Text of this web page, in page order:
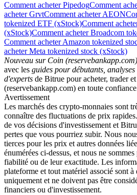
Comment acheter PipedogComment
acheter GrvtComment acheter AEON
tokenized ETF (xStock)Comment
(xStock)Comment acheter Broadcom
Comment acheter Amazon tokenized
acheter Meta tokenized stock (xStock)
Nouveau sur Coin
avec les guides pour débutants,
d'experts de Bitrue pour acheter, trader
(reservebankapp.com) en toute
Avertissement
Les marchés des crypto-monnaies sont
connaître des fluctuations de prix
de vos décisions d'investissement et
pertes que vous pourriez subir. Nous
tierces pour les prix et autres données
énumérées ci-dessus, et nous ne
fiabilité ou de leur exactitude. Les
plateforme et tout matériel associé sont
uniquement et ne doivent pas être
financiers ou d'investissement.